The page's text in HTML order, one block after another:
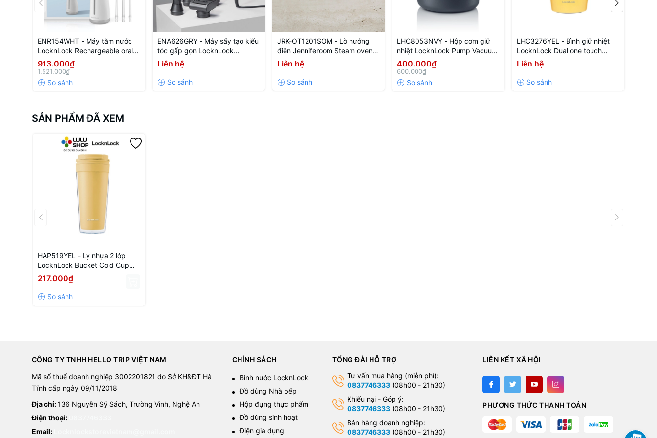
ENR154WHT - Máy tăm nước
LocknLock Rechargeable oral
irrigator 3.7V, 8W, 250ml - Màu
trắng
913.000₫
1.521.000₫
ENA626GRY - Máy sấy tạo kiểu
tóc gấp gọn LocknLock
Foldable hair styling dryer 220-
240V, 50-60Hz, 1300W - Màu
xám
Liên hệ
JRK-OT1201SOM - Lò nướng
điện Jenniferoom Steam oven
toaster 220 V~, 50 Hz, 1000 W,
12 L - Màu be
Liên hệ
LHC8053NVY - Hộp cơm giữ
nhiệt LocknLock Pump Vacuum
Lunch box 500ml - Màu xanh
navy
400.000₫
600.000₫
LHC3276YEL - Bình giữ nhiệt
LocknLock Dual one touch
tumbler 320ml - Màu vàng
Liên hệ
SẢN PHẨM ĐÃ XEM
HAP519YEL - Ly nhựa 2 lớp
LocknLock Bucket Cold Cup
580ml - Màu vàng
217.000₫
CÔNG TY TNHH HELLO TRIP VIỆT NAM
Mã số thuế doanh nghiệp 3002201821 do Sở KH&ĐT Hà
Tĩnh cấp ngày 09/11/2018
Địa chỉ:136 Nguyễn Sỹ Sách, Trường Vinh, Nghệ An
Điện thoại:
Email:
CHÍNH SÁCH
Bình nước LocknLock
Đồ dùng Nhà bếp
Hộp đựng thực phẩm
Đồ dùng sinh hoạt
Điện gia dụng
TỔNG ĐÀI HỖ TRỢ
Tư vấn mua hàng (miễn phí):
0837746333(08h00 - 21h30)
Khiếu nại - Góp ý:
0837746333(08h00 - 21h30)
Bán hàng doanh nghiệp:
0837746333(08h00 - 21h30)
LIÊN KẾT XÃ HỘI
PHƯƠNG THỨC THANH TOÁN